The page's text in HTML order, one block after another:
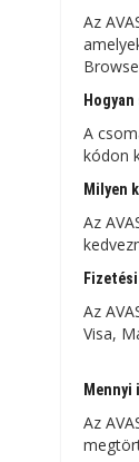
Az
A
kódon
Milyen
Az
Az
Visa,
Az